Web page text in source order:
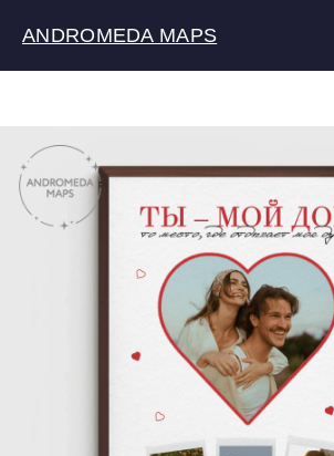
ANDROMEDA MAPS